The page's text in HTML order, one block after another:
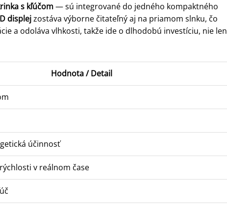
s kľúčom— sú integrované do jedného kompaktného
displejzostáva výborne čitateľný aj na priamom slnku, čo
a odoláva vlhkosti, takže ide o dlhodobú investíciu, nie len
Hodnota / Detail
účinnosť
v reálnom čase